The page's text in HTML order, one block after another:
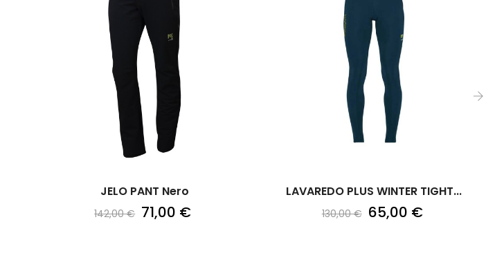
JELO PANT Nero
142,00 € 71,00 €
LAVAREDO PLUS WINTER TIGHT...
130,00 € 65,00 €